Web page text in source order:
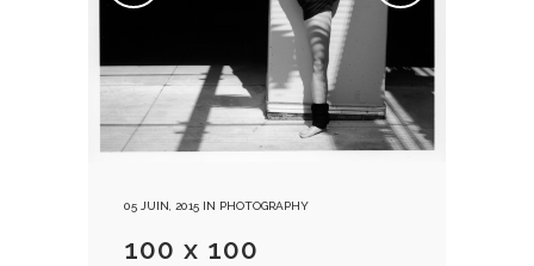
05 JUIN, 2015 IN PHOTOGRAPHY
100 x 100